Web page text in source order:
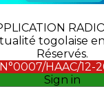
togolaise
Réservés.
HAAC/12-
Sign in